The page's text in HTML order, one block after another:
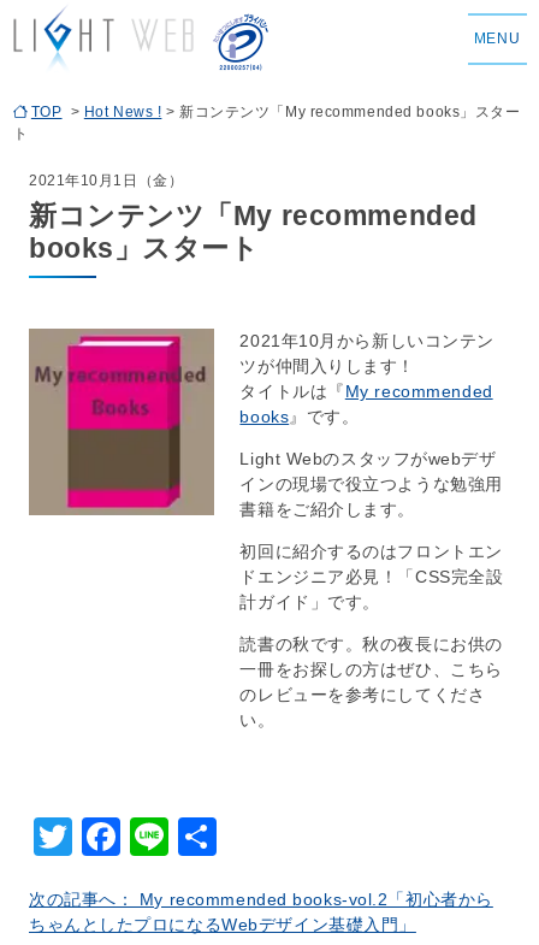
MENU
TOP > Hot News ! > 新コンテンツ「My recommended books」スター
ト
2021年10月1日（金）
新コンテンツ「My recommended
books」スタート
2021年10月から新しいコンテン
ツが仲間入りします！
タイトルは『My recommended
books』です。
Light Webのスタッフがwebデザ
インの現場で役立つような勉強用
書籍をご紹介します。
初回に紹介するのはフロントエン
ドエンジニア必見！「CSS完全設
計ガイド」です。
読書の秋です。秋の夜長にお供の
一冊をお探しの方はぜひ、こちら
のレビューを参考にしてくださ
い。
Twitter
Facebook
Line
次の記事へ： My recommended books-vol.2「初心者から
ちゃんとしたプロになるWebデザイン基礎入門」